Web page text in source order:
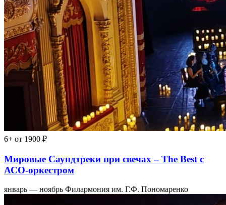
6+ от 1900 ₽
Мировые Саундтреки при свечах – The Best с
АСО-оркестром
январь — ноябрь Филармония им. Г.Ф. Пономаренко